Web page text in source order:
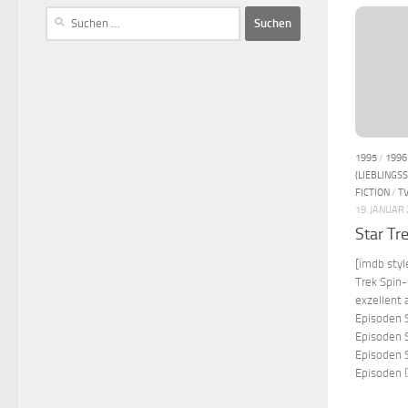
1995/ 1996
FICTION/
19. JANUAR
Star
[imdb
Trek
exzellent
Episoden
Episoden
Episoden